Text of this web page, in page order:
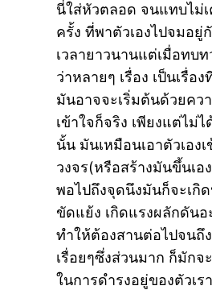
นี่ใส่หัวตลอด จนแทบไม่เ
ครั้ง ที่พาตัวเองไปจมอยู่
เวลายาวนานแต่เมื่อทบ
ว่าหลายๆ เรื่อง เป็นเรื่อ
มันอาจจะเริ่มต้นด้วยคว
เข้าใจก็จริง เพียงแต่ไม่
นั้น มันเหมือนเอาตัวเอง
วงจร(หรือสร้างมันขึ้นเอ
พอไปถึงจุดนึงมันก็จะเกิ
ขัดแย้ง เกิดแรงผลักดันอ
ทำให้ต้องสานต่อไปจนถึ
เรื่อยๆซึ่งส่วนมาก ก็มักจ
ในการดำรงอยู่ของตัวเ